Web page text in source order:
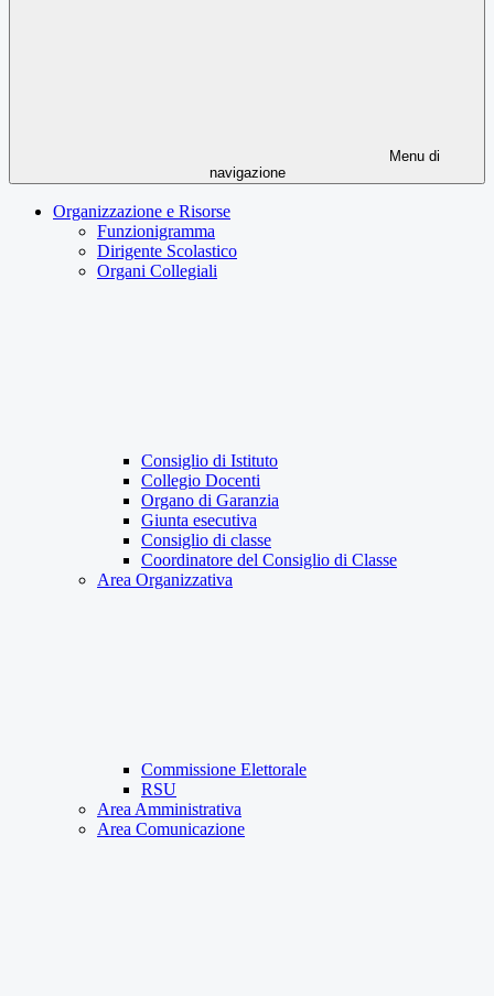
Menu di
navigazione
Organizzazione e Risorse
Funzionigramma
Dirigente Scolastico
Organi Collegiali
Consiglio di Istituto
Collegio Docenti
Organo di Garanzia
Giunta esecutiva
Consiglio di classe
Coordinatore del Consiglio di Classe
Area Organizzativa
Commissione Elettorale
RSU
Area Amministrativa
Area Comunicazione